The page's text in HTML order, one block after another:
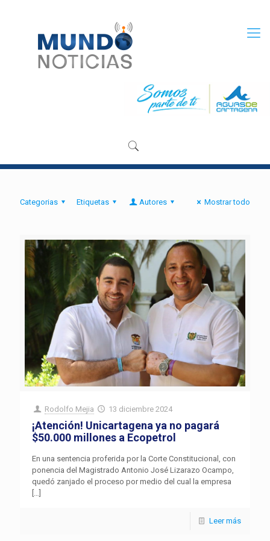
Categorias Etiquetas Autores Mostrar todo
Rodolfo Mejia 13 diciembre 2024
¡Atención! Unicartagena ya no pagará
$50.000 millones a Ecopetrol
En una sentencia proferida por la Corte Constitucional, con
ponencia del Magistrado Antonio José Lizarazo Ocampo,
quedó zanjado el proceso por medio del cual la empresa
Leer más